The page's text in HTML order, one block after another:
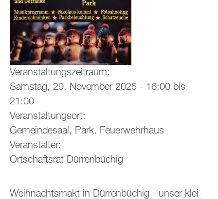
Ver­an­stal­tungs­zeit­raum:
Sams­tag, 29. No­vem­ber 2025 - 16:00 bis
21:00
Ver­an­stal­tungs­ort:
Ge­mein­de­saal, Park, Feu­er­wehr­haus
Ver­an­stal­ter:
Ort­schafts­rat Dür­ren­bü­chig
Weih­nachts­makt in Dür­ren­bü­chig - unser klei­